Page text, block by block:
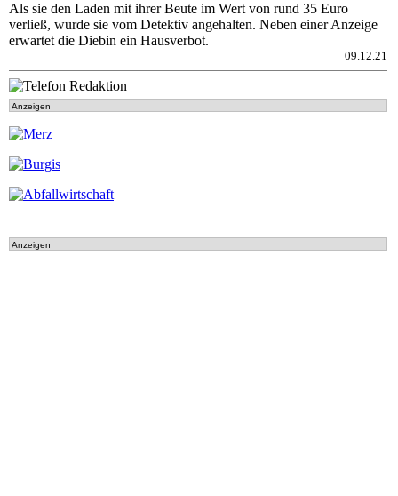
Als sie den Laden mit ihrer Beute im Wert von rund 35 Euro
verließ, wurde sie vom Detektiv angehalten. Neben einer Anzeige
erwartet die Diebin ein Hausverbot.
09.12.21
Anzeigen
Anzeigen